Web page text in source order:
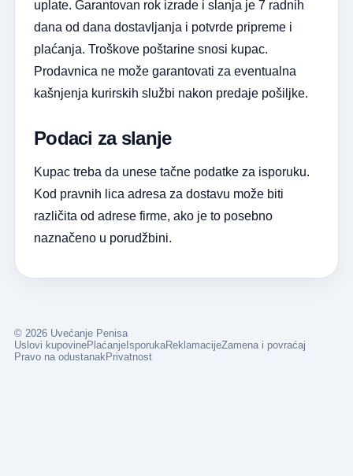
uplate. Garantovan rok izrade i slanja je 7 radnih
dana od dana dostavljanja i potvrde pripreme i
plaćanja. Troškove poštarine snosi kupac.
Prodavnica ne može garantovati za eventualna
kašnjenja kurirskih službi nakon predaje pošiljke.
Podaci za slanje
Kupac treba da unese tačne podatke za isporuku.
Kod pravnih lica adresa za dostavu može biti
različita od adrese firme, ako je to posebno
naznačeno u porudžbini.
© 2026 Uvećanje Penisa
Uslovi kupovinePlaćanje IsporukaReklamacijeZamena i povraćaj
Pravo na odustanakPrivatnost